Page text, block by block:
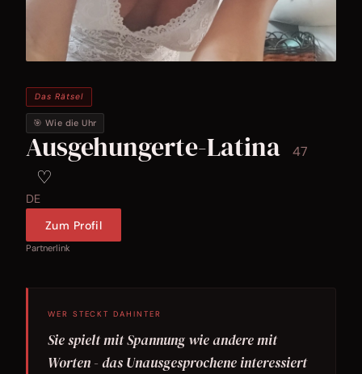
Das Rätsel
🎯 Wie die Uhr
Ausgehungerte-Latina 47
♡
DE
Zum Profil
Partnerlink
WER STECKT DAHINTER
Sie spielt mit Spannung wie andere mit
Worten - das Unausgesprochene interessiert